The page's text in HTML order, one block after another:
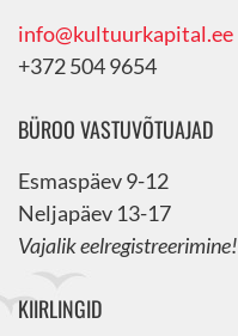
info@kultuurkapital.ee
+372 504 9654
BÜROO VASTUVÕTUAJAD
Esmaspäev 9-12
Neljapäev 13-17
Vajalik eelregistreerimine!
KIIRLINGID